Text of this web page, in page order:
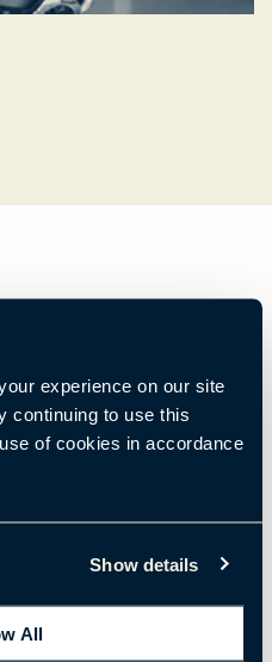
experience on our site
continuing to use this
of cookies in accordance
Show details
All
collaboration
, le bureau est une
de culture, de connexion et de
inspirants, où les gens peuvent
sentent valorisés pour leur